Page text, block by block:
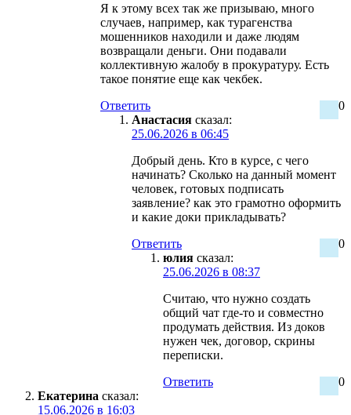
Я к этому всех так же призываю, много
случаев, например, как турагенства
мошенников находили и даже людям
возвращали деньги. Они подавали
коллективную жалобу в прокуратуру. Есть
такое понятие еще как чекбек.
0
Ответить
Анастасия сказал:
25.06.2026 в 06:45
Добрый день. Кто в курсе, с чего
начинать? Сколько на данный момент
человек, готовых подписать
заявление? как это грамотно оформить
и какие доки прикладывать?
0
Ответить
юлия сказал:
25.06.2026 в 08:37
Считаю, что нужно создать
общий чат где-то и совместно
продумать действия. Из доков
нужен чек, договор, скрины
переписки.
0
Ответить
Екатерина сказал:
15.06.2026 в 16:03